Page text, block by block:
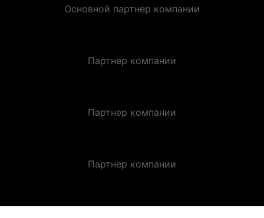
Основной партнер компании
Партнер компании
Партнер компании
Партнер компании
ЗАКАЗАТЬ ЗВОНОК.